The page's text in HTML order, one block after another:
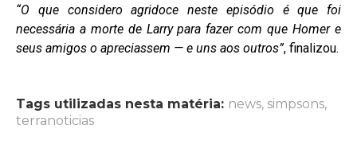
“O que considero agridoce neste episódio é que foi
necessária a morte de Larry para fazer com que Homer e
seus amigos o apreciassem — e uns aos outros”, finalizou.
Tags utilizadas nesta matéria: news, simpsons,
terranoticias